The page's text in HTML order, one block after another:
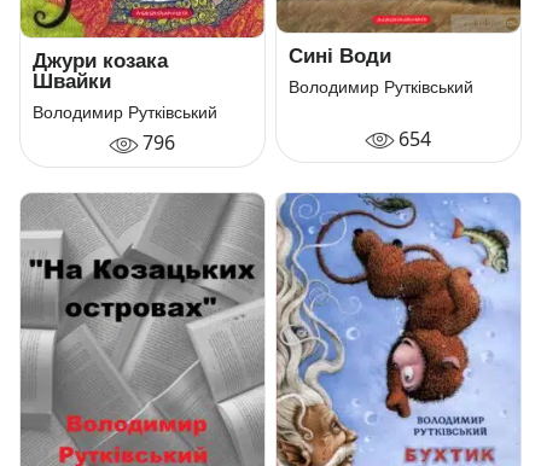
Джури козака
Швайки
Володимир Рутківський
796
Сині Води
Володимир Рутківський
654